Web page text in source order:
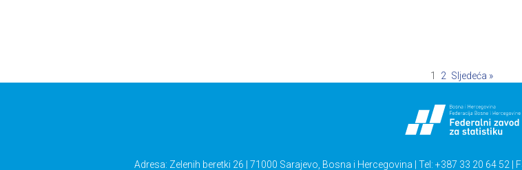
1 2 Sljedeća »
Adresa: Zelenih beretki 26 | 71000 Sarajevo, Bosna i Hercegovina | Tel: +387 33 20 64 52 |